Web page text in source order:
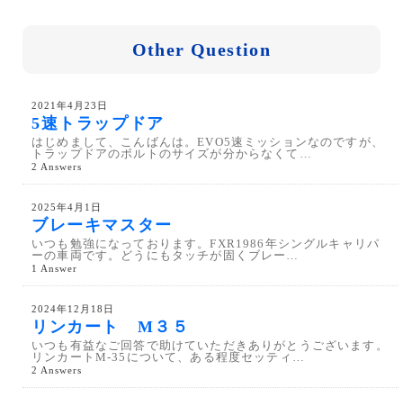
Other Question
2021年4月23日
5速トラップドア
はじめまして、こんばんは。EVO5速ミッションなのですが、
トラップドアのボルトのサイズが分からなくて…
2 Answers
2025年4月1日
ブレーキマスター
いつも勉強になっております。FXR1986年シングルキャリパ
ーの車両です。どうにもタッチが固くブレー…
1 Answer
2024年12月18日
リンカート M３５
いつも有益なご回答で助けていただきありがとうございます。
リンカートM-35について、ある程度セッティ…
2 Answers